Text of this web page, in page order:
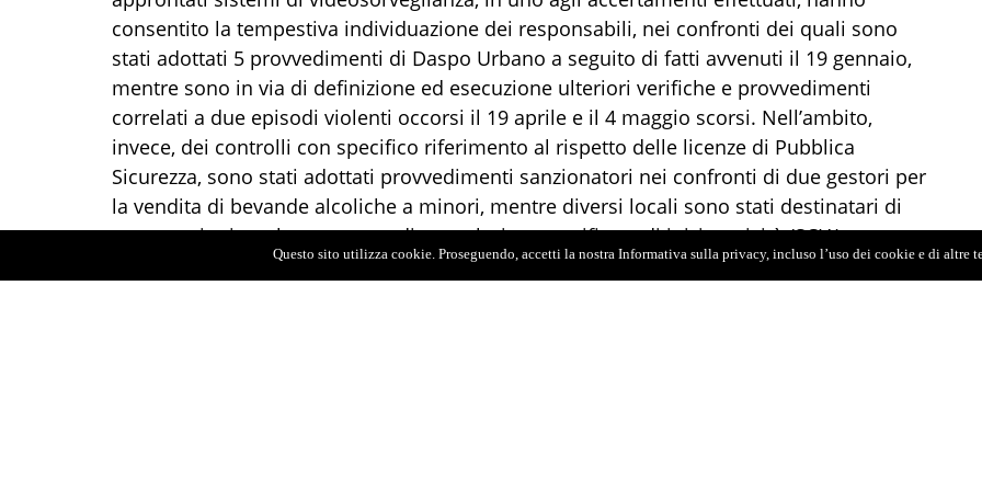
consentito la tempestiva individuazione dei responsabili, nei confronti dei quali sono
stati adottati 5 provvedimenti di Daspo Urbano a seguito di fatti avvenuti il 19 gennaio,
mentre sono in via di definizione ed esecuzione ulteriori verifiche e provvedimenti
correlati a due episodi violenti occorsi il 19 aprile e il 4 maggio scorsi. Nell’ambito,
invece, dei controlli con specifico riferimento al rispetto delle licenze di Pubblica
Sicurezza, sono stati adottati provvedimenti sanzionatori nei confronti di due gestori per
la vendita di bevande alcoliche a minori, mentre diversi locali sono stati destinatari di
contestazioni per la mancanza di segnalazione certificata di inizio attività (SCIA) e
dell’impatto acustico (VIA). Altri locali sono stati sanzionati per aver svolto spettacoli
Questo sito utilizza cookie. Proseguendo, accetti la nostra Informativa sulla privacy, incluso l’uso dei cookie e di altre